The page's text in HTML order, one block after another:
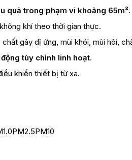
quả trong phạm vi khoảng 65m².
khí theo thời gian thực.
chất gây dị ứng, mùi khói, mùi hôi,
tùy chỉnh linh hoạt.
khiển thiết bị từ xa.